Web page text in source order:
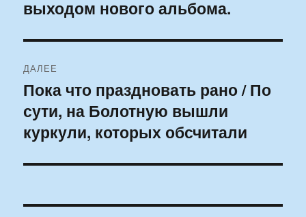
выходом нового альбома.
ДАЛЕЕ
Следующая
запись:
Пока что праздновать рано / По
сути, на Болотную вышли
куркули, которых обсчитали